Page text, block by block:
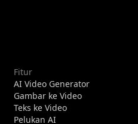
Fitur
AI Video Generator
Gambar ke Video
Teks ke Video
Pelukan AI